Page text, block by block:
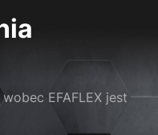
EFAFLEX jest